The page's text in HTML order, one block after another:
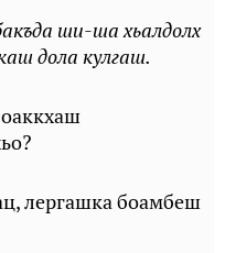
ши-ша хьалдолх
дола кулгаш.
лергашка боамбеш